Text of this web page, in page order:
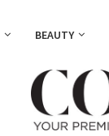
BEAUTY